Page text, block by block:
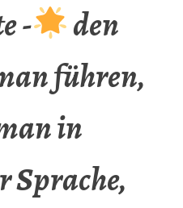
-
den
führen,
in
Sprache,